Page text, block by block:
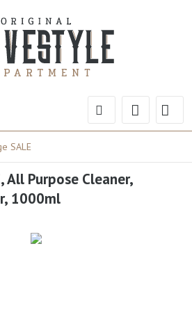
SALE
All Purpose Cleaner,
1000ml